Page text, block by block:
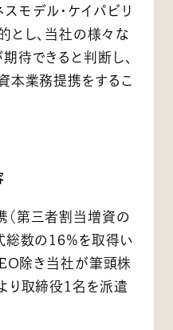
モデル・ケイパビリ
とし、当社の様々な
待できると判断し、
業務提携をするこ
第三者割当増資の
総数の16％を取得い
除き当社が筆頭株
り取締役1名を派遣